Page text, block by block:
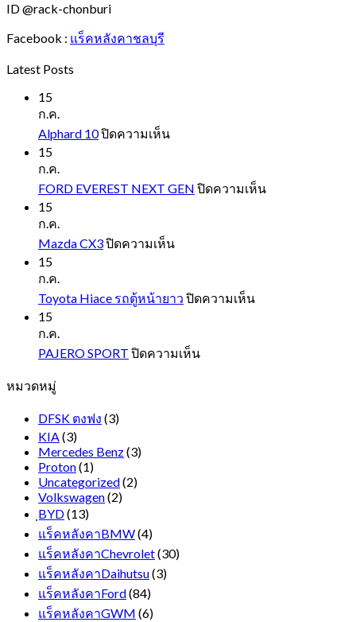
ID @rack-chonburi
Facebook : แร็คหลังคาชลบุรี
Latest Posts
15
ก.ค.
Alphard 10ปิดความเห็นบน
15
ก.ค.
FORD EVEREST NEXT GEN ปิดความเห็นบน
15
ก.ค.
Mazda CX3ปิดความเห็นบน
15
ก.ค.
Toyota Hiace รถตู้หน้ายาว ปิดความเห็นบน
15
ก.ค.
PAJERO SPORT ปิดความเห็นบน
หมวดหมู่
DFSK ตงฟง (3)
KIA(3)
Mercedes Benz(3)
Proton(1)
Uncategorized(2)
Volkswagen(2)
ฺBYD(13)
แร็คหลังคาBMW(4)
แร็คหลังคาChevrolet(30)
แร็คหลังคาDaihutsu(3)
แร็คหลังคาFord(84)
แร็คหลังคาGWM (6)